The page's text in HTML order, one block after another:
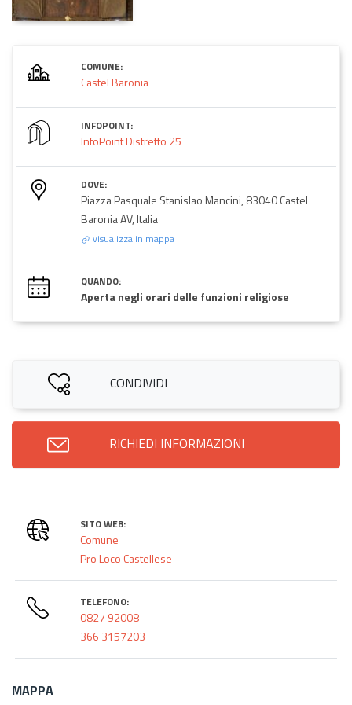
COMUNE:
Castel Baronia
INFOPOINT:
InfoPoint Distretto 25
DOVE:
Piazza Pasquale Stanislao Mancini, 83040 Castel
Baronia AV, Italia
visualizza in mappa
QUANDO:
Aperta negli orari delle funzioni religiose
CONDIVIDI
RICHIEDI INFORMAZIONI
SITO WEB:
Comune
Pro Loco Castellese
TELEFONO:
0827 92008
366 3157203
MAPPA